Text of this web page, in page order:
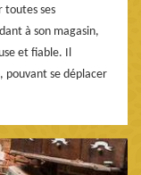
toutes ses
à son magasin,
et fiable. Il
pouvant se déplacer